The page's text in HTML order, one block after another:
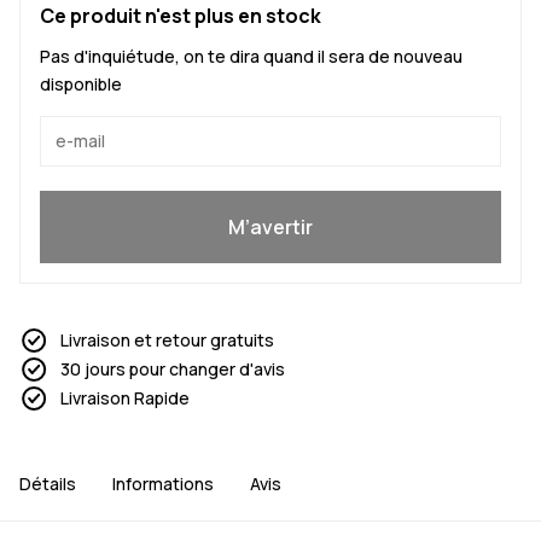
Ce produit n'est plus en stock
Pas d'inquiétude, on te dira quand il sera de nouveau
disponible
M’avertir
Livraison et retour gratuits
30 jours pour changer d'avis
Livraison Rapide
Détails Informations Avis